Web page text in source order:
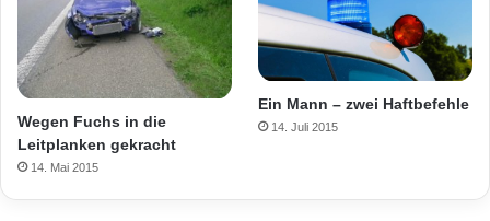
Wegen Fuchs in die
Leitplanken gekracht
14. Mai 2015
Ein Mann – zwei Haftbefehle
14. Juli 2015